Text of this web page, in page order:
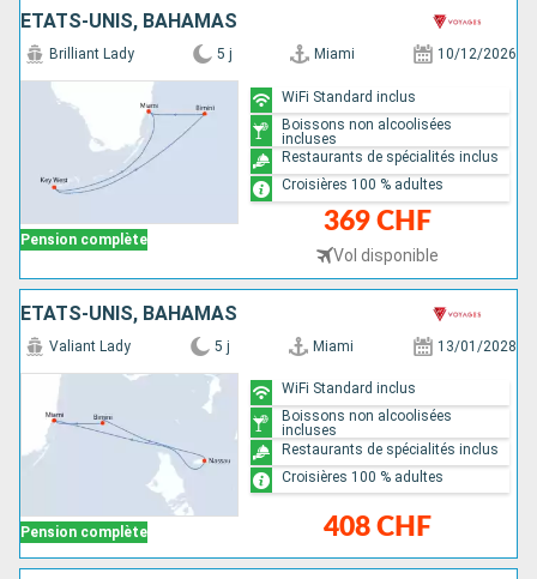
ÉTATS-UNIS, BAHAMAS
Pension complète
Brilliant Lady 5 j Miami 10/12/2026
369 CHF
Vol disponible
WiFi Standard inclus
Boissons non alcoolisées
incluses
Restaurants de spécialités inclus
Croisières 100 % adultes
ÉTATS-UNIS, BAHAMAS
Pension complète
Valiant Lady 5 j Miami 13/01/2028
408 CHF
WiFi Standard inclus
Boissons non alcoolisées
incluses
Restaurants de spécialités inclus
Croisières 100 % adultes